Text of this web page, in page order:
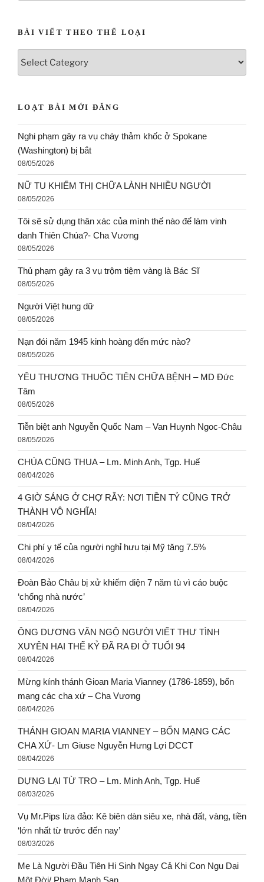
BÀI VIẾT THEO THỂ LOẠI
LOẠT BÀI MỚI ĐĂNG
Nghi phạm gây ra vụ cháy thảm khốc ở Spokane
(Washington) bị bắt
08/05/2026
NỮ TU KHIẾM THỊ CHỮA LÀNH NHIỀU NGƯỜI
08/05/2026
Tôi sẽ sử dụng thân xác của mình thế nào để làm vinh
danh Thiên Chúa?- Cha Vương
08/05/2026
Thủ phạm gây ra 3 vụ trộm tiệm vàng là Bác Sĩ
08/05/2026
Người Việt hung dữ
08/05/2026
Nạn đói năm 1945 kinh hoàng đến mức nào?
08/05/2026
YÊU THƯƠNG THUỐC TIÊN CHỮA BỆNH – MD Đức
Tâm
08/05/2026
Tiễn biệt anh Nguyễn Quốc Nam – Van Huynh Ngoc-Châu
08/05/2026
CHÚA CŨNG THUA – Lm. Minh Anh, Tgp. Huế
08/04/2026
4 GIỜ SÁNG Ở CHỢ RẪY: NƠI TIỀN TỶ CŨNG TRỞ
THÀNH VÔ NGHĨA!
08/04/2026
Chi phí y tế của người nghỉ hưu tại Mỹ tăng 7.5%
08/04/2026
Đoàn Bảo Châu bị xử khiếm diện 7 năm tù vì cáo buộc
‘chống nhà nước’
08/04/2026
ÔNG DƯƠNG VĂN NGỘ NGƯỜI VIẾT THƯ TÌNH
XUYÊN HAI THẾ KỶ ĐÃ RA ĐI Ở TUỔI 94
08/04/2026
Mừng kính thánh Gioan Maria Vianney (1786-1859), bổn
mạng các cha xứ – Cha Vương
08/04/2026
THÁNH GIOAN MARIA VIANNEY – BỔN MẠNG CÁC
CHA XỨ- Lm Giuse Nguyễn Hưng Lợi DCCT
08/04/2026
DỰNG LẠI TỪ TRO – Lm. Minh Anh, Tgp. Huế
08/03/2026
Vụ Mr.Pips lừa đảo: Kê biên dàn siêu xe, nhà đất, vàng, tiền
‘lớn nhất từ trước đến nay’
08/03/2026
Mẹ Là Người Đầu Tiên Hi Sinh Ngay Cả Khi Con Ngu Dại